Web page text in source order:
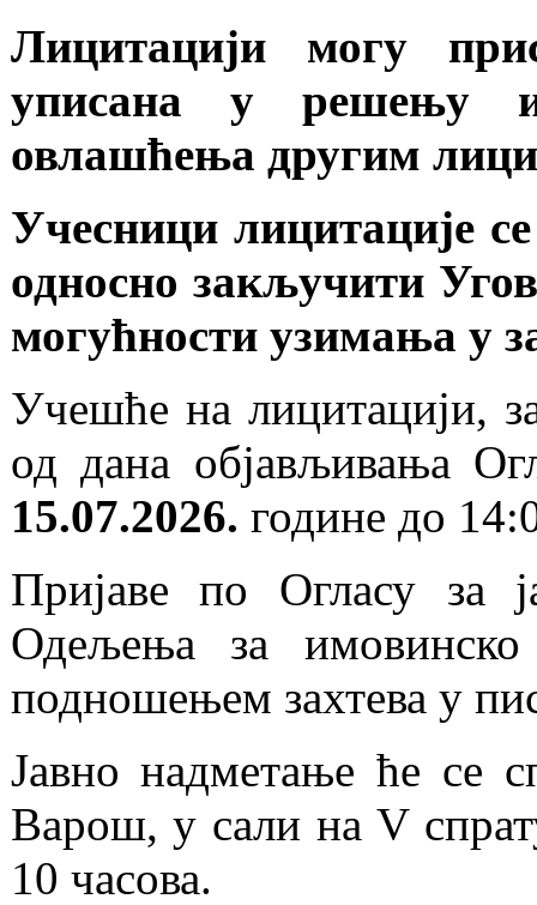
Лицитацији могу
уписана у решењу
овлашћења другим
Учесници лицитације
односно закључити
могућности узимања у
Учешће на лицитацији,
од дана објављивања
15.07.2026. године до
Пријаве по Огласу за
Одељења за
подношењем захтева у
Јавно надметање ће се
Варош, у сали на V
10 часова.